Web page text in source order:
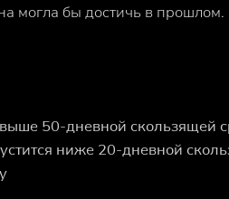
могла бы достичь в прошлом.
50-дневной скользящей
ниже 20-дневной